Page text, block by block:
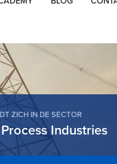
ZICH IN DE SECTOR
Industries